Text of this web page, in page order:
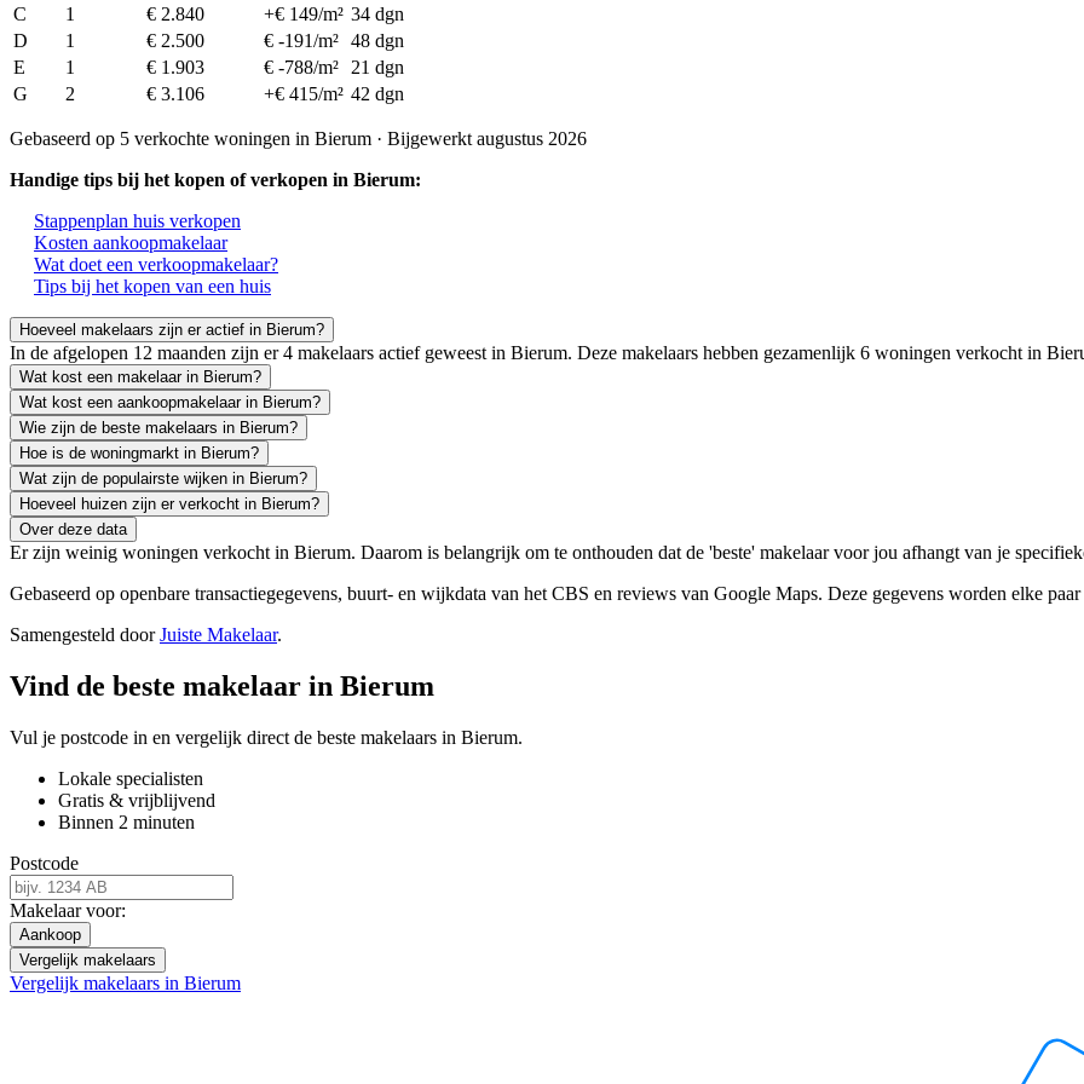
C 1 € 2.840 +€ 149/m² 34 dgn
D
1 € 2.500 € -191/m² 48 dgn
E
1 € 1.903 € -788/m²
21 dgn
G
2 € 3.106 +€ 415/m² 42 dgn
Gebaseerd op 5 verkochte woningen in Bierum · Bijgewerkt augustus 2026
Handige tips bij het kopen of verkopen in Bierum:
Stappenplan huis verkopen
Kosten aankoopmakelaar
Wat doet een verkoopmakelaar?
Tips bij het kopen van een huis
Hoeveel makelaars zijn er actief in Bierum?
In de afgelopen 12 maanden zijn er 4 makelaars actief geweest in Bierum. Deze makelaars hebben gezamenlijk 6 woningen verkocht in
Wat kost een makelaar in Bierum?
Wat kost een aankoopmakelaar in Bierum?
Wie zijn de beste makelaars in Bierum?
Hoe is de woningmarkt in Bierum?
Wat zijn de populairste wijken in Bierum?
Hoeveel huizen zijn er verkocht in Bierum?
Over deze data
Er zijn weinig woningen verkocht in Bierum. Daarom is belangrijk om te onthouden dat de 'beste' makelaar voor jou afhangt van je
Gebaseerd op openbare transactiegegevens, buurt- en wijkdata van het CBS en reviews van Google Maps. Deze gegevens worden elke
Samengesteld doorJuiste Makelaar.
Vind de beste makelaar in Bierum
Vul je postcode in en vergelijk direct de beste makelaars in Bierum.
Lokale specialisten
Gratis & vrijblijvend
Binnen 2 minuten
Postcode
Makelaar voor:
Aankoop
Vergelijk makelaars
Vergelijk makelaars in Bierum